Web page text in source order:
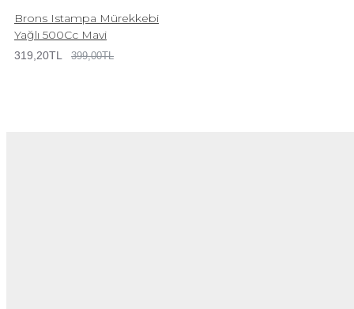
Brons Istampa Mürekkebi
Yağlı 500Cc Mavi
319,20TL 399,00TL